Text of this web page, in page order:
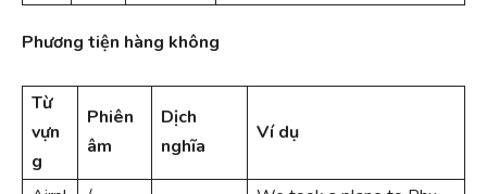
Phương tiện hàng không
Từ
vựn
g
Phiên
âm
Dịch
nghĩa
Ví dụ